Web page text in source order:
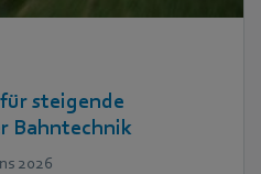
steigende
Bahntechnik
2026